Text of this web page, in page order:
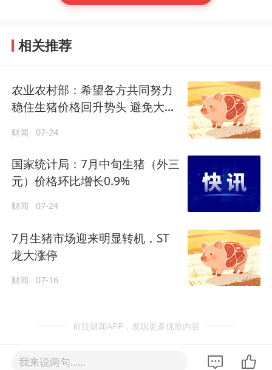
相关推荐
农业农村部：希望各方共同努力
稳住生猪价格回升势头 避免大起
财闻 07-24
国家统计局：7月中旬生猪（外三
元）价格环比增长0.9%
财闻 07-24
7月生猪市场迎来明显转机，ST
龙大涨停
财闻 07-16
前往财闻APP，发现更多优质内容
我来说两句......